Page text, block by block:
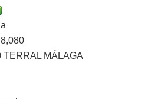
TERRAL MÁLAGA